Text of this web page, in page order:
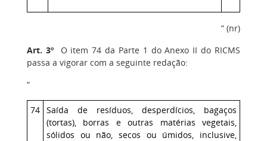
” (nr)
Art. 3ºO item 74 da Parte 1 do Anexo II do RICMS
passa a vigorar com a seguinte redação:
“
74 Saída de resíduos, desperdícios, bagaços
(tortas), borras e outras matérias vegetais,
sólidos ou não, secos ou úmidos, inclusive,